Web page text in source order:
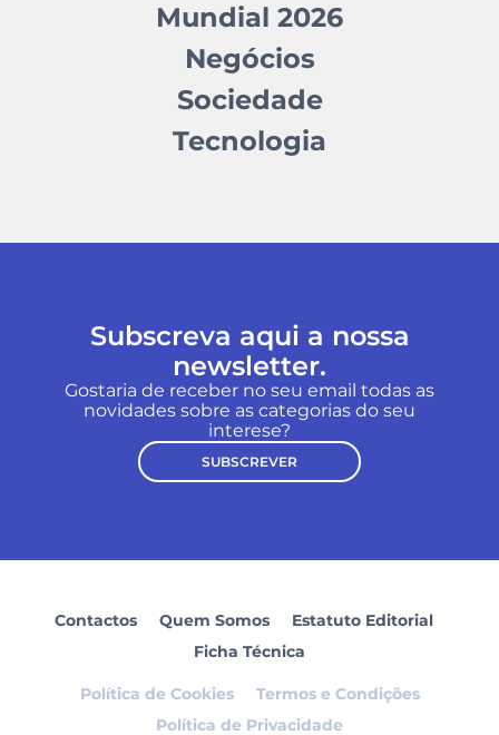
Mundial 2026
Negócios
Sociedade
Tecnologia
Subscreva aqui a nossa
newsletter.
Gostaria de receber no seu email todas as
novidades sobre as categorias do seu
interese?
SUBSCREVER
Contactos Quem Somos
Estatuto Editorial
Ficha Técnica
Política de Cookies
Termos e Condições
Política de Privacidade